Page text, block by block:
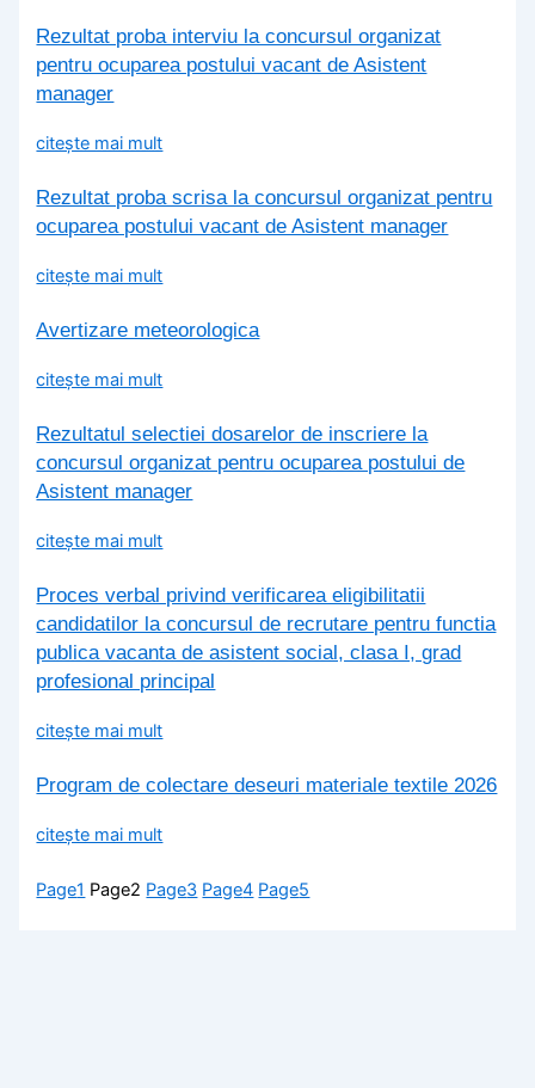
Rezultat proba interviu la concursul organizat
pentru ocuparea postului vacant de Asistent
manager
citește mai mult
Rezultat proba scrisa la concursul organizat pentru
ocuparea postului vacant de Asistent manager
citește mai mult
Avertizare meteorologica
citește mai mult
Rezultatul selectiei dosarelor de inscriere la
concursul organizat pentru ocuparea postului de
Asistent manager
citește mai mult
Proces verbal privind verificarea eligibilitatii
candidatilor la concursul de recrutare pentru functia
publica vacanta de asistent social, clasa I, grad
profesional principal
citește mai mult
Program de colectare deseuri materiale textile 2026
citește mai mult
Page1 Page2 Page3 Page4 Page5